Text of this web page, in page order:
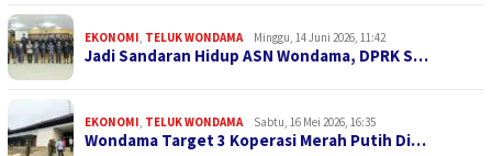
EKONOMI, TELUK WONDAMA Minggu, 14 Juni 2026, 11:42
Jadi Sandaran Hidup ASN Wondama, DPRK S…
EKONOMI, TELUK WONDAMA Sabtu, 16 Mei 2026, 16:35
Wondama Target 3 Koperasi Merah Putih Di…